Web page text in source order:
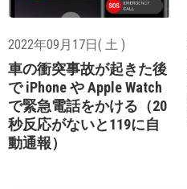
2022年09月17日( 土 )
車の衝突事故が起きた後
で iPhone や Apple Watch
で緊急電話をかける（20
秒反応がないと119に自
動通報）